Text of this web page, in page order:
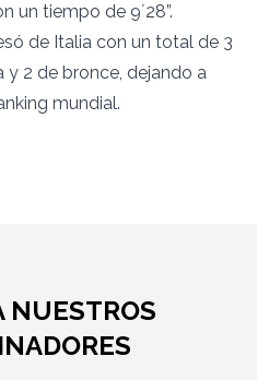
un tiempo de 9´28”.
de Italia con un total de 3
2 de bronce, dejando a
mundial.
NUESTROS